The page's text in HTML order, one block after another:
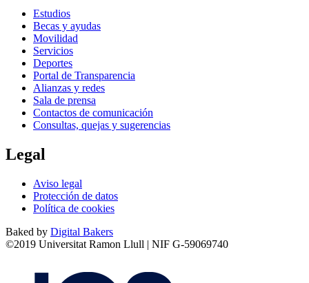
Estudios
Becas y ayudas
Movilidad
Servicios
Deportes
Portal de Transparencia
Alianzas y redes
Sala de prensa
Contactos de comunicación
Consultas, quejas y sugerencias
Legal
Aviso legal
Protección de datos
Política de cookies
Baked by Digital Bakers
©2019 Universitat Ramon Llull | NIF G-59069740